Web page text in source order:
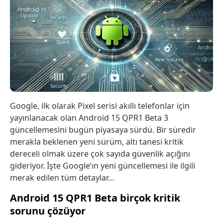
Google, ilk olarak Pixel serisi akıllı telefonlar için
yayınlanacak olan Android 15 QPR1 Beta 3
güncellemesini bugün piyasaya sürdü. Bir süredir
merakla beklenen yeni sürüm, altı tanesi kritik
dereceli olmak üzere çok sayıda güvenlik açığını
gideriyor. İşte Google’ın yeni güncellemesi ile ilgili
merak edilen tüm detaylar…
Android 15 QPR1 Beta birçok kritik
sorunu çözüyor